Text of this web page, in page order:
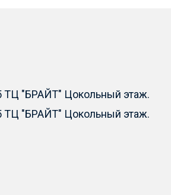
ТЦ "БРАЙТ" Цокольный этаж.
ТЦ "БРАЙТ" Цокольный этаж.